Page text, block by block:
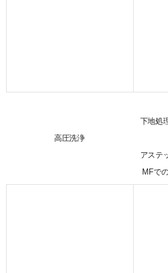
高圧洗浄
下地処
アステ
MFで